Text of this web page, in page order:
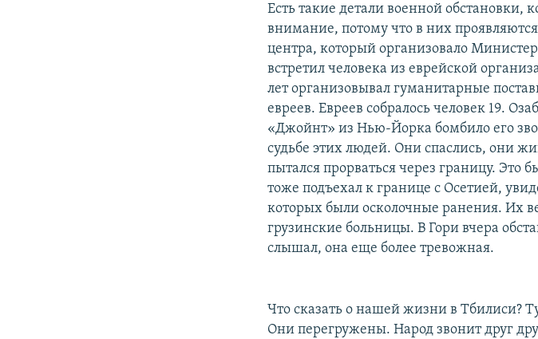
Есть такие детали военной обстановки,
внимание, потому что в них
центра, который организовало
встретил человека из еврейской
лет организовывал гуманитарные
евреев. Евреев собралось человек 19.
«Джойнт» из Нью-Йорка бомбило его
судьбе этих людей. Они спаслись, они
пытался прорваться через границу. Это
тоже подъехал к границе с Осетией,
которых были осколочные ранения. Их
грузинские больницы. В Гори вчера
слышал, она еще более тревожная.
Что сказать о нашей жизни в Тбилиси?
Они перегружены. Народ звонит друг